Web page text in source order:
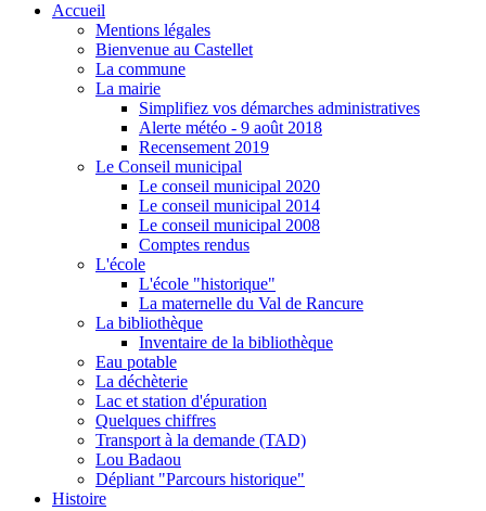
Accueil
Mentions légales
Bienvenue au Castellet
La commune
La mairie
Simplifiez vos démarches administratives
Alerte météo - 9 août 2018
Recensement 2019
Le Conseil municipal
Le conseil municipal 2020
Le conseil municipal 2014
Le conseil municipal 2008
Comptes rendus
L'école
L'école "historique"
La maternelle du Val de Rancure
La bibliothèque
Inventaire de la bibliothèque
Eau potable
La déchèterie
Lac et station d'épuration
Quelques chiffres
Transport à la demande (TAD)
Lou Badaou
Dépliant "Parcours historique"
Histoire